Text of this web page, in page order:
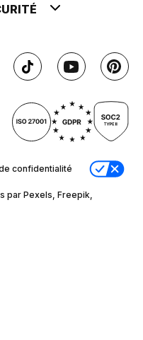
confidentialité
par Pexels, Freepik,